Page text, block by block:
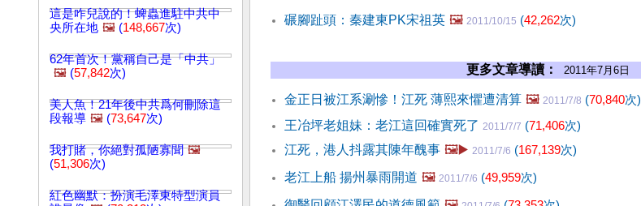
這是咋兒說的！蜱蟲進駐中共中
央所在地 🖼️ (148,667次)
62年首次！黨稱自己是「中共」
🖼️ (57,842次)
美人魚！21年後中共爲何刪除這
段報導 🖼️ (73,647次)
我打賭，你絕對孤陋寡聞 🖼️
(51,306次)
紅色幽默：扮演毛澤東特型演員
碾腳趾頭：秦建東PK宋祖英 🖼️ 2011/10/15 (42,262次)
更多文章導讀： 2011年7月6日
金正日被江系涮慘！江死 薄熙來懼遭清算 🖼️ 2011/7/8 (70,840次)
王冶坪老姐妹：老江這回確實死了 2011/7/7 (71,406次)
江死，港人抖露其陳年醜事 🖼️▶️ 2011/7/6 (167,139次)
老江上船 揚州暴雨開道 🖼️ 2011/7/6 (49,959次)